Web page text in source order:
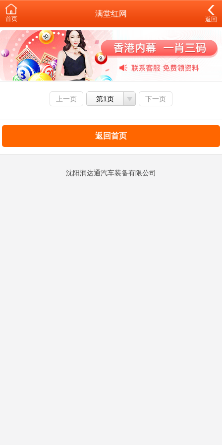
首页
满堂红网
返回
上一页 第1页 下一页
返回首页
沈阳润达通汽车装备有限公司